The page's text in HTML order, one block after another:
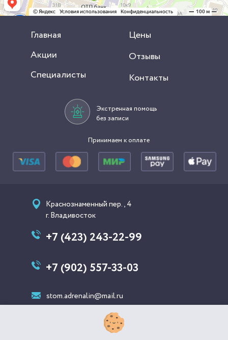
Главная
Акции
Специалисты
Отзывы
Цены
Контакты
Экстренная помощь
без записи
Принимаем к оплате
Краснознаменный пер., 4
г. Владивосток
+7 (423) 243-22-99
+7 (902) 557-33-03
stom.adrenalin@mail.ru